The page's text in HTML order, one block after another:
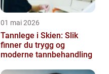
01 mai 2026
Tannlege i Skien: Slik
finner du trygg og
moderne tannbehandling